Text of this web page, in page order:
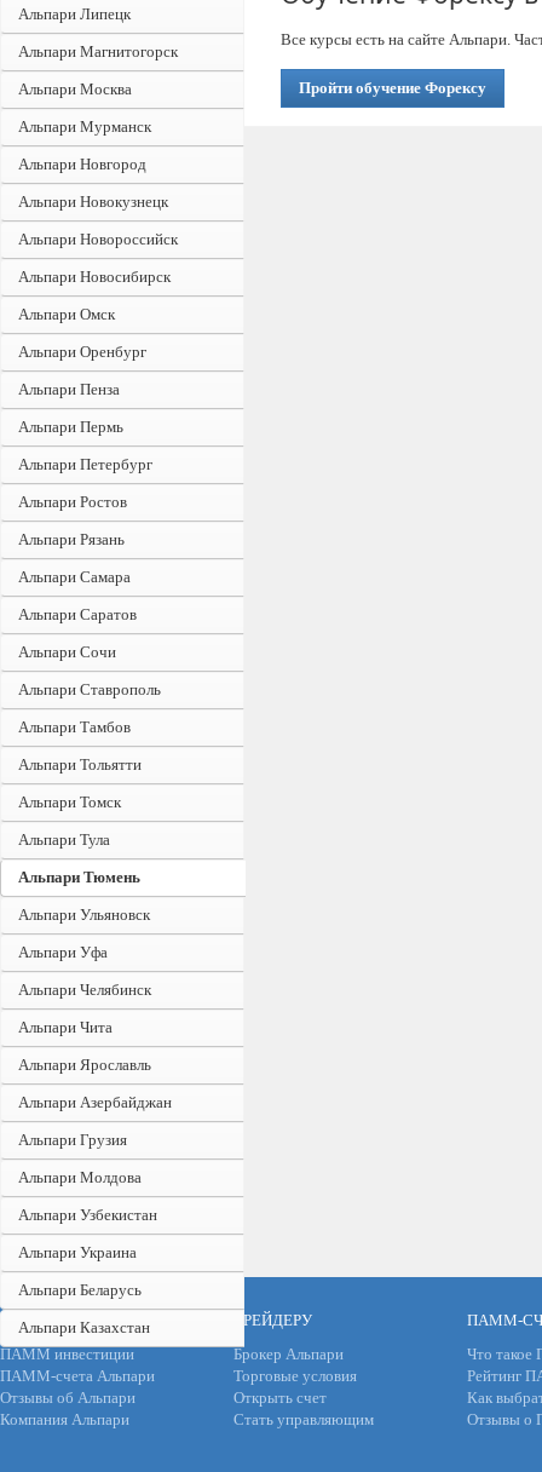
Альпари Липецк
Альпари Магнитогорск
Альпари Москва
Альпари Мурманск
Альпари Новгород
Альпари Новокузнецк
Альпари Новороссийск
Альпари Новосибирск
Альпари Омск
Альпари Оренбург
Альпари Пенза
Альпари Пермь
Альпари Петербург
Альпари Ростов
Альпари Рязань
Альпари Самара
Альпари Саратов
Альпари Сочи
Альпари Ставрополь
Альпари Тамбов
Альпари Тольятти
Альпари Томск
Альпари Тула
Альпари Тюмень
Альпари Ульяновск
Альпари Уфа
Альпари Челябинск
Альпари Чита
Альпари Ярославль
Альпари Азербайджан
Альпари Грузия
Альпари Молдова
Альпари Узбекистан
Альпари Украина
Альпари Беларусь
Альпари Казахстан
Все курсы есть на сайте Альпари.
Пройти обучение Форексу
ИНВЕСТОРУ
ПАММ инвестиции
ПАММ-счета Альпари
Отзывы об Альпари
Компания Альпари
ТРЕЙДЕРУ
Брокер Альпари
Торговые условия
Открыть счет
Стать управляющим
ПАММ-
Что
Рейтинг
Как
Отзывы о